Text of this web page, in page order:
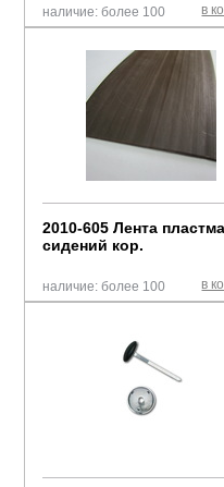
в
наличие: более 100
2010-605 Лента
сидений кор.
в
наличие: более 100